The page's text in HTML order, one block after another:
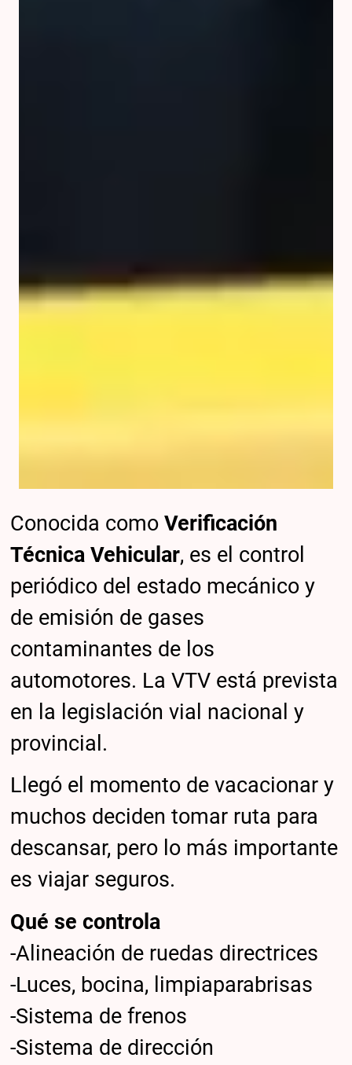
Conocida comoVerificación
Técnica Vehicular, es el control
periódico del estado mecánico y
de emisión de gases
contaminantes de los
automotores. La VTV está prevista
en la legislación vial nacional y
provincial.
Llegó el momento de vacacionar y
muchos deciden tomar ruta para
descansar, pero lo más importante
es viajar seguros.
Qué se controla
-Alineación de ruedas directrices
-Luces, bocina, limpiaparabrisas
-Sistema de frenos
-Sistema de dirección